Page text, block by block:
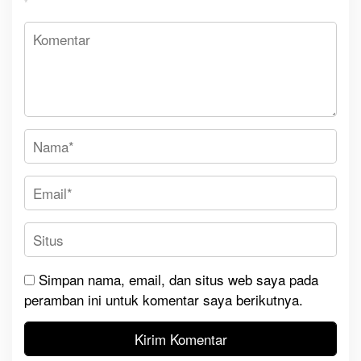
Simpan nama, email, dan situs web saya pada
peramban ini untuk komentar saya berikutnya.